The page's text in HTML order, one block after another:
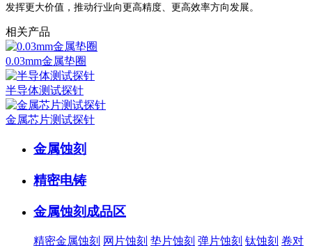
发挥更大价值，推动行业向更高精度、更高效率方向发展。
相关产品
0.03mm金属垫圈
半导体测试探针
金属芯片测试探针
金属蚀刻
精密电铸
金属蚀刻成品区
精密金属蚀刻 网片蚀刻 垫片蚀刻 弹片蚀刻 钛蚀刻 卷对